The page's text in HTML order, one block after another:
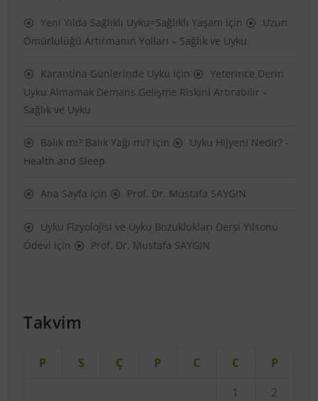
Yeni Yılda Sağlıklı Uyku=Sağlıklı Yaşam için
Uzun
Ömürlülüğü Artırmanın Yolları – Sağlık ve Uyku
Karantina Günlerinde Uyku için
Yeterince Derin
Uyku Almamak Demans Gelişme Riskini Artırabilir –
Sağlık ve Uyku
Balık mı? Balık Yağı mı? için
Uyku Hijyeni Nedir? -
Health and Sleep
Ana Sayfa için Prof. Dr. Mustafa SAYGIN
Uyku Fizyolojisi ve Uyku Bozuklukları Dersi Yılsonu
Ödevi için Prof. Dr. Mustafa SAYGIN
Takvim
P S Ç P C C
P
1
2